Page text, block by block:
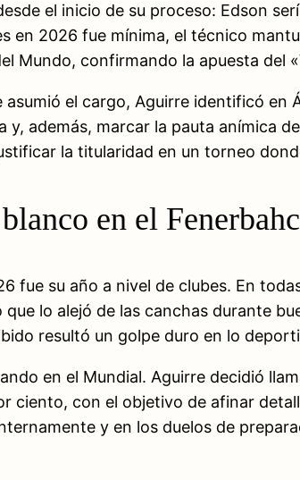
el inicio de su proceso: Edson
en 2026 fue mínima, el técnico
Mundo, confirmando la apuesta del
el cargo, Aguirre identificó
y, además, marcar la pauta anímica
la titularidad en un torneo
en el
fue su año a nivel de clubes. En
lo alejó de las canchas durante
resultó un golpe duro en lo
en el Mundial. Aguirre decidió
ciento, con el objetivo de afinar
y en los duelos de